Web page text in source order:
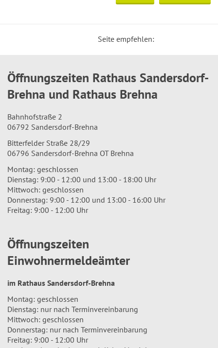
Seite empfehlen:
Öffnungszeiten Rathaus Sandersdorf-
Brehna und Rathaus Brehna
Bahnhofstraße 2
06792 Sandersdorf-Brehna
Bitterfelder Straße 28/29
06796 Sandersdorf-Brehna OT Brehna
Montag: geschlossen
Dienstag: 9:00 - 12:00 und 13:00 - 18:00 Uhr
Mittwoch: geschlossen
Donnerstag: 9:00 - 12:00 und 13:00 - 16:00 Uhr
Freitag: 9:00 - 12:00 Uhr
Öffnungszeiten
Einwohnermeldeämter
im Rathaus Sandersdorf-Brehna
Montag: geschlossen
Dienstag: nur nach Terminvereinbarung
Mittwoch: geschlossen
Donnerstag: nur nach Terminvereinbarung
Freitag: 9:00 - 12:00 Uhr